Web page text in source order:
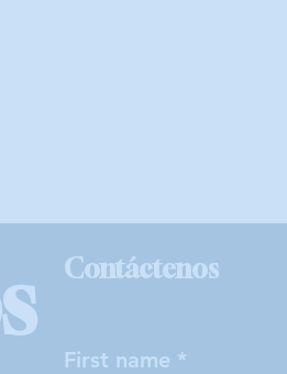
Contáctenos
First name